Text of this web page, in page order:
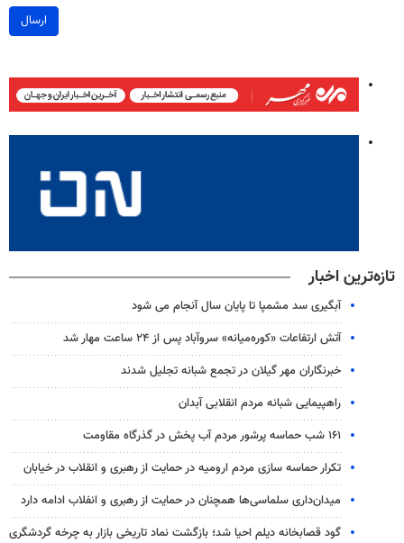
ارسال
تازه‌ترین اخبار
آبگیری سد مشمپا تا پایان سال آنجام می شود
آتش ارتفاعات «کوره‌میانه» سروآباد پس از ۲۴ ساعت مهار شد
خبرنگاران مهر گیلان در تجمع شبانه تجلیل شدند
راهپیمایی شبانه مردم انقلابی آبدان
۱۶۱ شب حماسه پرشور مردم آب پخش در گذرگاه مقاومت
تکرار حماسه سازی مردم ارومیه در حمایت از رهبری و انقلاب در خیابان
میدان‌داری سلماسی‌ها همچنان در حمایت از رهبری‌ و انفلاب ادامه دارد
گود قصابخانه دیلم احیا شد؛ بازگشت نماد تاریخی بازار به چرخه گردشگری